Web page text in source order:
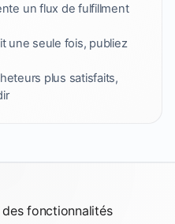
un flux de fulfillment
une seule fois, publiez
plus satisfaits,
des fonctionnalités